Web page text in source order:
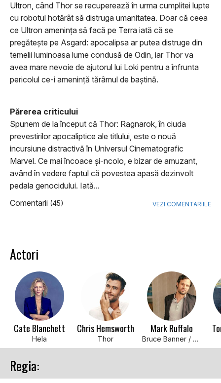
Ultron, când Thor se recuperează în urma cumplitei lupte
cu robotul hotărât să distruga umanitatea. Doar că ceea
ce Ultron amenința să facă pe Terra iată că se
pregătește pe Asgard: apocalipsa ar putea distruge din
temelii luminoasa lume condusă de Odin, iar Thor va
avea mare nevoie de ajutorul lui Loki pentru a înfrunta
pericolul ce-i amenință tărâmul de baștină.
Părerea criticului
Spunem de la început că Thor: Ragnarok, în ciuda
prevestirilor apocaliptice ale titlului, este o nouă
incursiune distractivă în Universul Cinematografic
Marvel. Ce mai încoace şi-ncolo, e bizar de amuzant,
având în vedere faptul că povestea apasă dezinvolt
pedala genocidului. Iată...
Comentarii (45) VEZI COMENTARIILE
Actori
Cate Blanchett
Hela
Chris Hemsworth
Thor
Mark Ruffalo
Bruce Banner / Hulk
Regia: